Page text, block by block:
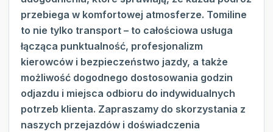
przebiega w komfortowej atmosferze. Tomiline
to nie tylko transport – to całościowa usługa
łącząca punktualność, profesjonalizm
kierowców i bezpieczeństwo jazdy, a także
możliwość dogodnego dostosowania godzin
odjazdu i miejsca odbioru do indywidualnych
potrzeb klienta. Zapraszamy do skorzystania z
naszych przejazdów i doświadczenia